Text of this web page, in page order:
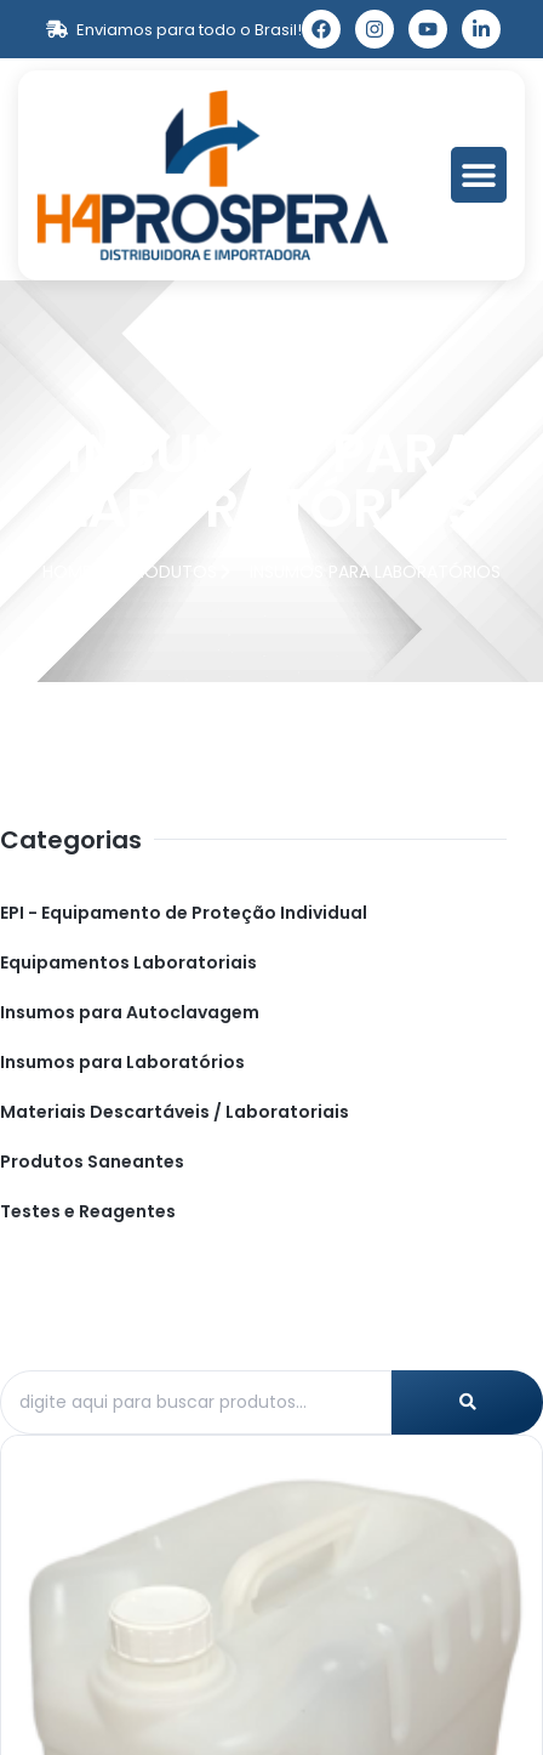
Enviamos para todo o Brasil!
LABORATÓRIOS
PRODUTOS INSUMOS PARA LABORATÓRIOS
Categorias
EPI - Equipamento de Proteção Individual
Equipamentos Laboratoriais
Insumos para Autoclavagem
Insumos para Laboratórios
Materiais Descartáveis / Laboratoriais
Produtos Saneantes
Testes e Reagentes